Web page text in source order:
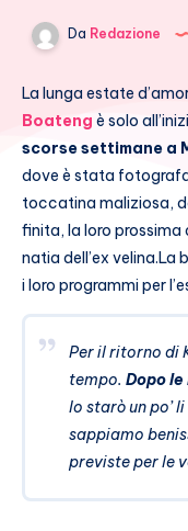
Da Redazione
La lunga estate
Boateng è solo
scorse settimane a
dove è stata
toccatina maliziosa,
finita, la loro prossima
natia dell’ex velina.La
i loro programmi per
Per il ritorno di
tempo. Dopo
Io starò un po’
sappiamo
previste per le